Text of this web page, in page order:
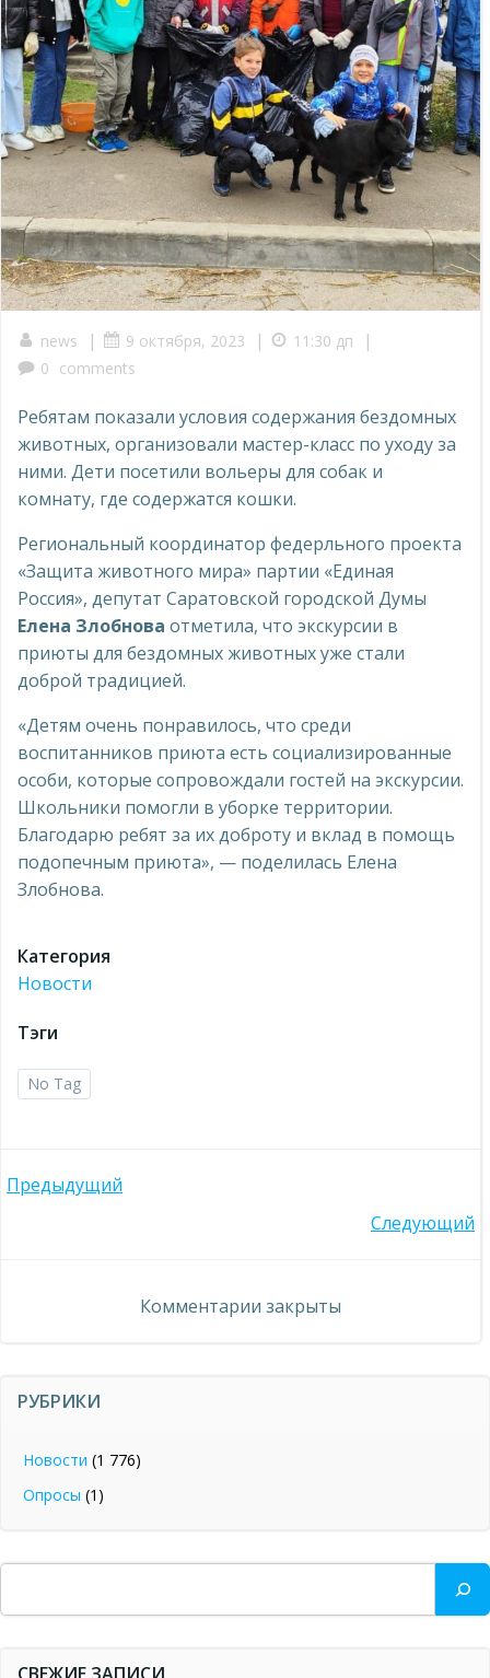
news | 9 октября, 2023 | 11:30 дп |
0 comments
Ребятам показали условия содержания бездомных
животных, организовали мастер-класс по уходу за
ними. Дети посетили вольеры для собак и
комнату, где содержатся кошки.
Региональный координатор федерльного проекта
«Защита животного мира» партии «Единая
Россия», депутат Саратовской городской Думы
Елена Злобнова отметила, что экскурсии в
приюты для бездомных животных уже стали
доброй традицией.
«Детям очень понравилось, что среди
воспитанников приюта есть социализированные
особи, которые сопровождали гостей на экскурсии.
Школьники помогли в уборке территории.
Благодарю ребят за их доброту и вклад в помощь
подопечным приюта», — поделилась Елена
Злобнова.
Категория
Новости
Тэги
No Tag
Навигация
записям
Предыдущий
Следующий
Комментарии закрыты
РУБРИКИ
Новости (1 776)
Опросы (1)
Поиск